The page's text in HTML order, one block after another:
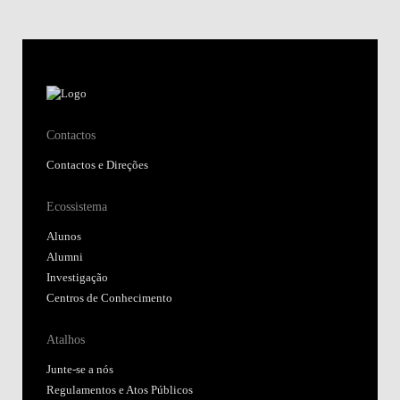
Contactos
Contactos e Direções
Ecossistema
Alunos
Alumni
Investigação
Centros de Conhecimento
Atalhos
Junte-se a nós
Regulamentos e Atos Públicos